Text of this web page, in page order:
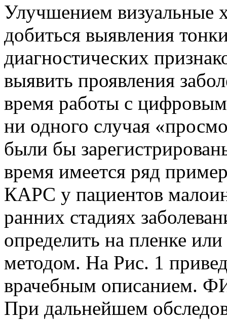
Улучшением визуальные
добиться выявления
диагностических
выявить проявления
время работы с
ни одного случая
были бы
время имеется ряд
КАРС у пациентов
ранних стадиях
определить на пленке
методом. На Рис. 1
врачебным описанием.
При дальнейшем